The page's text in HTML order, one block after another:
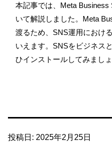
本記事では、Meta
いて解説しました。Meta
渡るため、SNS運用におけ
いえます。SNSをビジネス
ひインストールしてみましょ
投稿日: 2025年2月25日